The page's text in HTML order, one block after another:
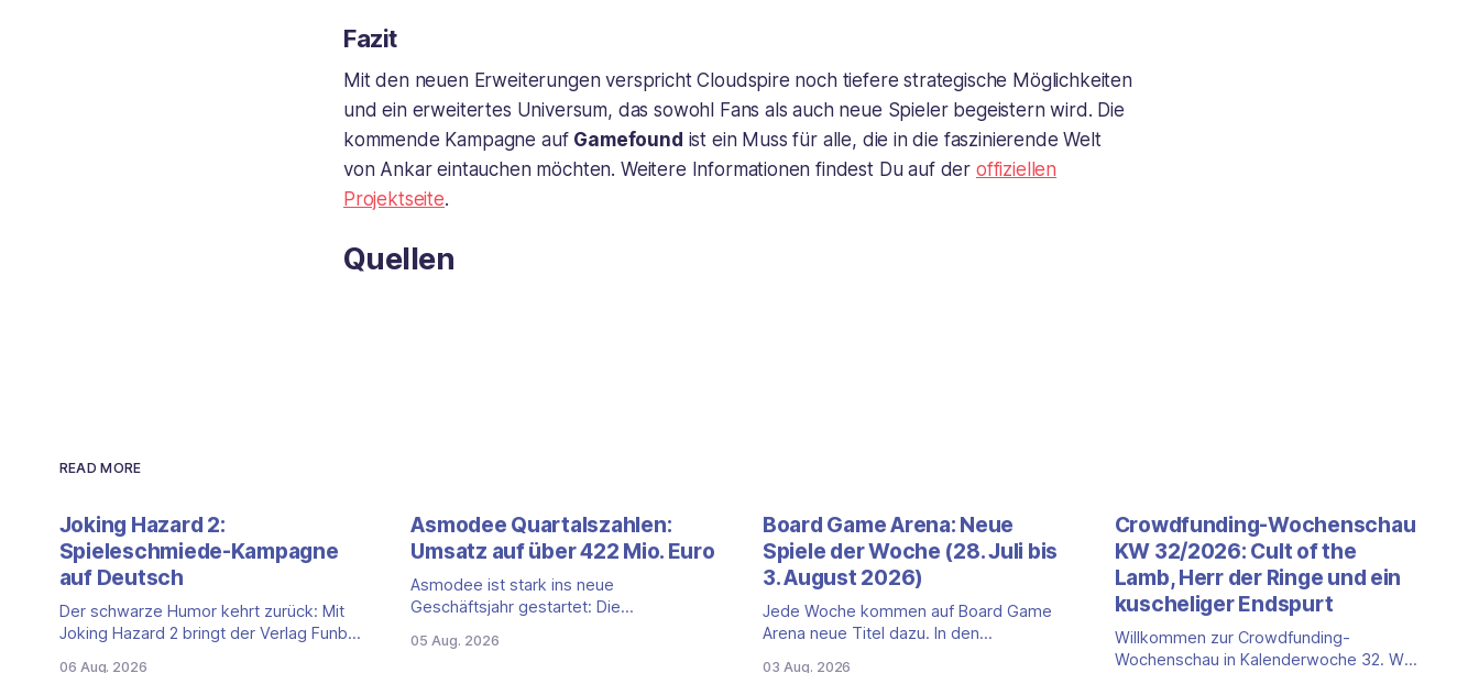
Fazit
Mit den neuen Erweiterungen verspricht Cloudspire noch tiefere strategische Möglichkeiten
und ein erweitertes Universum, das sowohl Fans als auch neue Spieler begeistern wird. Die
kommende Kampagne auf Gamefound ist ein Muss für alle, die in die faszinierende Welt
von Ankar eintauchen möchten. Weitere Informationen findest Du auf der offiziellen
Projektseite.
Quellen
READ MORE
Joking Hazard 2:
Spieleschmiede-Kampagne
auf Deutsch
Der schwarze Humor kehrt zurück: Mit
Joking Hazard 2 bringt der Verlag Funbot
06 Aug. 2026
Asmodee Quartalszahlen:
Umsatz auf über 422 Mio. Euro
Asmodee ist stark ins neue
Geschäftsjahr gestartet: Die
(April bis Juni 2026) fallen deutlich aus —
05 Aug. 2026
Board Game Arena: Neue
Spiele der Woche (28. Juli bis
3. August 2026)
Jede Woche kommen auf Board Game
Arena neue Titel dazu. In den
03 Aug. 2026
Crowdfunding-Wochenschau
KW 32/2026: Cult of the
Lamb, Herr der Ringe und ein
kuscheliger Endspurt
Willkommen zur Crowdfunding-
Wochenschau in Kalenderwoche 32. Wir